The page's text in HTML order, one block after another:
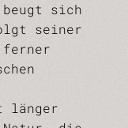
sich
seiner
ferner
länger